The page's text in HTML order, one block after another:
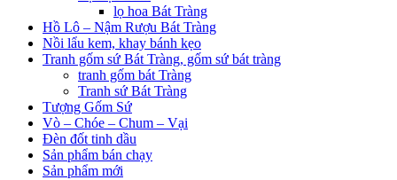
lọ hoa Bát Tràng
Hồ Lô – Nậm Rượu Bát Tràng
Nồi lẩu kem, khay bánh kẹo
Tranh gốm sứ Bát Tràng, gốm sứ bát tràng
tranh gốm bát Tràng
Tranh sứ Bát Tràng
Tượng Gốm Sứ
Vò – Chóe – Chum – Vại
Đèn đốt tinh dầu
Sản phẩm bán chạy
Sản phẩm mới